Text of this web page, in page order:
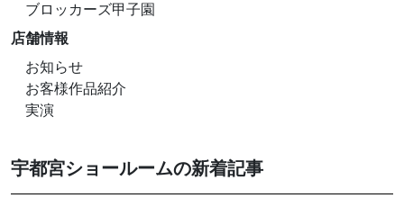
ブロッカーズ甲子園
店舗情報
お知らせ
お客様作品紹介
実演
宇都宮ショールームの新着記事